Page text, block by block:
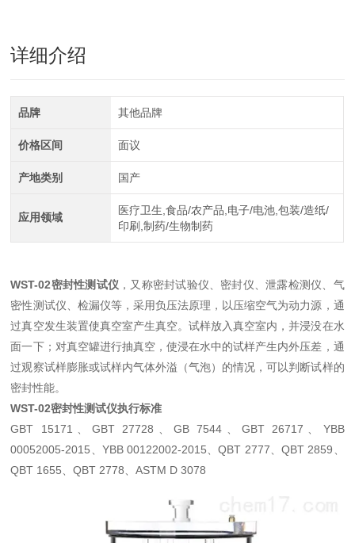
详细介绍
品牌 其他品牌
价格区间 面议
产地类别 国产
应用领域
医疗卫生,食品/农产品,电子/电池,包装/造纸/
印刷,制药/生物制药
WST-02密封性测试仪 ，又称密封试验仪、密封仪、泄露检测仪、气
密性测试仪、检漏仪等，采用负压法原理，以压缩空气为动力源，通
过真空发生装置使真空室产生真空。试样放入真空室内，并浸没在水
面一下；对真空罐进行抽真空，使浸在水中的试样产生内外压差，通
过观察试样膨胀或试样内气体外溢（气泡）的情况，可以判断试样的
密封性能。
WST-02密封性测试仪执行标准
GBT 15171、GBT 27728、GB 7544、GBT 26717、YBB
00052005-2015、YBB 00122002-2015、QBT 2777、QBT 2859、
QBT 1655、QBT 2778、ASTM D 3078